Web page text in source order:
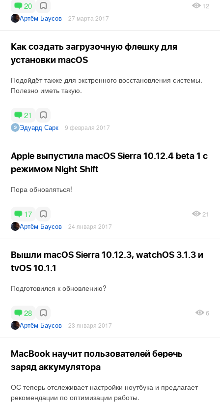
20
12
Артём Баусов
27 марта 2017
Как создать загрузочную флешку для
установки macOS
Подойдёт также для экстренного восстановления системы.
Полезно иметь такую.
21
Эдуард Сарк 9 февраля 2017
Apple выпустила macOS Sierra 10.12.4 beta 1 с
режимом Night Shift
Пора обновляться!
17
21
Артём Баусов
24 января 2017
Вышли macOS Sierra 10.12.3, watchOS 3.1.3 и
tvOS 10.1.1
Подготовился к обновлению?
28
6
Артём Баусов
23 января 2017
MacBook научит пользователей беречь
заряд аккумулятора
ОС теперь отслеживает настройки ноутбука и предлагает
рекомендации по оптимизации работы.